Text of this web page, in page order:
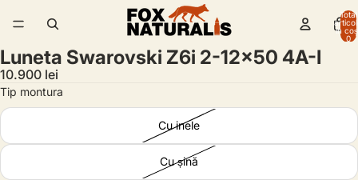
Total
în
0
Luneta Swarovski Z6i 2-12x50 4A-I
10.900 lei
Tip montura
Cu inele
Cu șină